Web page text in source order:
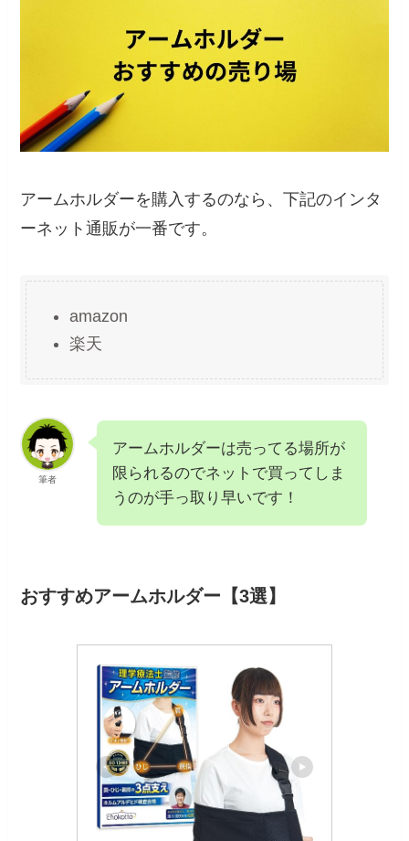
アームホルダーを購入するのなら、下記のインタ
ーネット通販が一番です。
amazon
楽天
筆者
アームホルダーは売ってる場所が
限られるのでネットで買ってしま
うのが手っ取り早いです！
おすすめアームホルダー【3選】